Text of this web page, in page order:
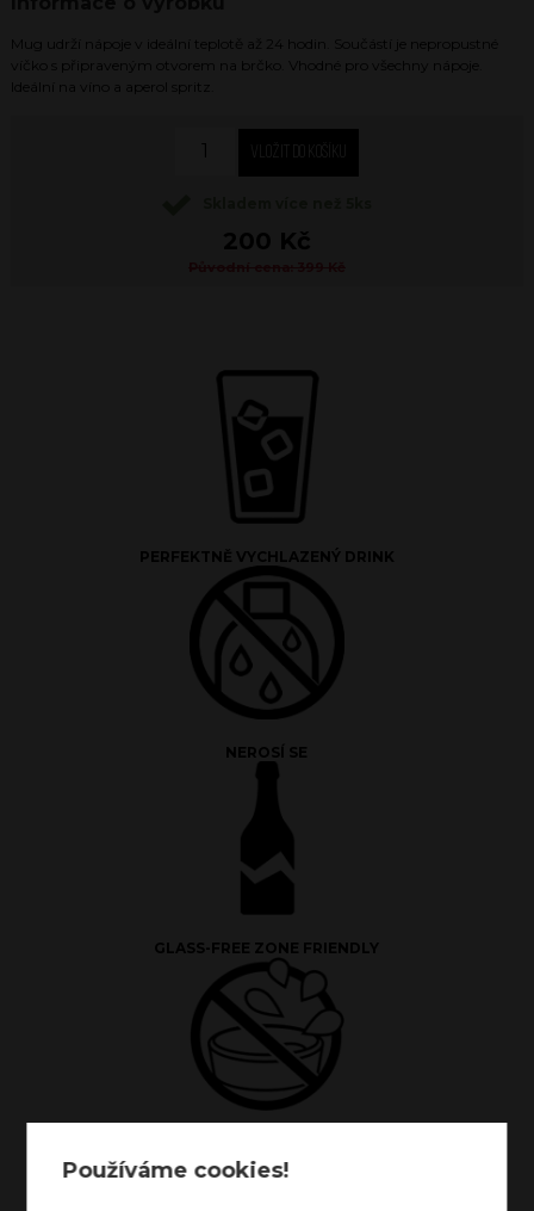
Používáme cookies!
Mug udrží nápoje v ideální teplotě až 24 hodin. Součástí je nepropustné
víčko s připraveným otvorem na brčko. Vhodné pro všechny nápoje.
Ideální na víno a aperol spritz.
PERFEKTNĚ VYCHLAZENÝ DRINK
NEROSÍ SE
GLASS-FREE ZONE FRIENDLY